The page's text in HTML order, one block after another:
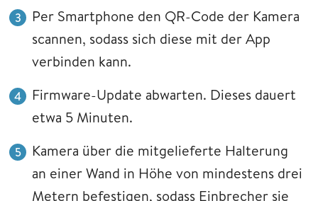
Per Smartphone den QR-Code der Kamera
scannen, sodass sich diese mit der App
verbinden kann.
Firmware-Update abwarten. Dieses dauert
etwa 5 Minuten.
Kamera über die mitgelieferte Halterung
an einer Wand in Höhe von mindestens drei
Metern befestigen, sodass Einbrecher sie